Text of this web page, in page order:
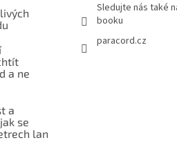
a ne
a
se
lan
Sledujte nás také
booku
paracord.cz